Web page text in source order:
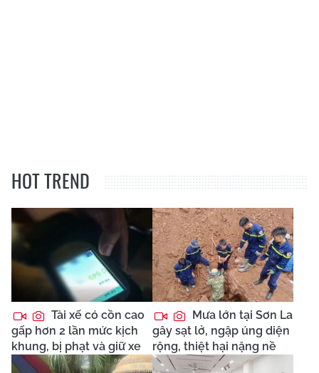
HOT TREND
Tài xế có cồn cao
gấp hơn 2 lần mức kịch
khung, bị phạt và giữ xe
Mưa lớn tại Sơn La
gây sạt lở, ngập úng diện
rộng, thiệt hại nặng nề